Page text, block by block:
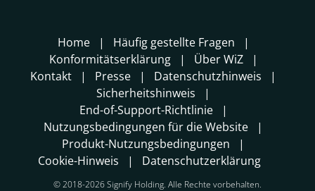
Home
Häufig gestellte Fragen
Konformitätserklärung
Über WiZ
Kontakt
Presse
Datenschutzhinweis
Sicherheitshinweis
End-of-Support-Richtlinie
Nutzungsbedingungen für die Website
Produkt-Nutzungsbedingungen
Cookie-Hinweis
Datenschutzerklärung
© 2018-2026 Signify Holding. Alle Rechte vorbehalten.